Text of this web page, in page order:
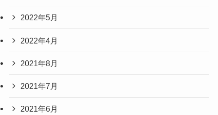
2022年5月
2022年4月
2021年8月
2021年7月
2021年6月